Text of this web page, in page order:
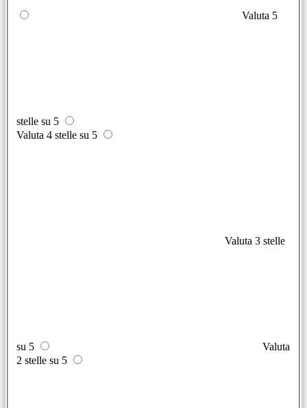
Valuta 5
stelle su 5
Valuta 4 stelle su 5
Valuta 3 stelle
su 5
Valuta
2 stelle su 5